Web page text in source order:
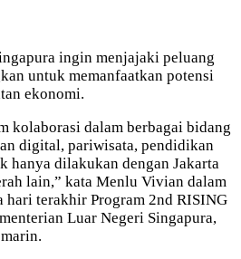
ingin menjajaki peluang
untuk memanfaatkan potensi
ekonomi.
kolaborasi dalam berbagai bidang
digital, pariwisata, pendidikan
hanya dilakukan dengan Jakarta
lain,” kata Menlu Vivian dalam
hari terakhir Program 2nd RISING
Luar Negeri Singapura,